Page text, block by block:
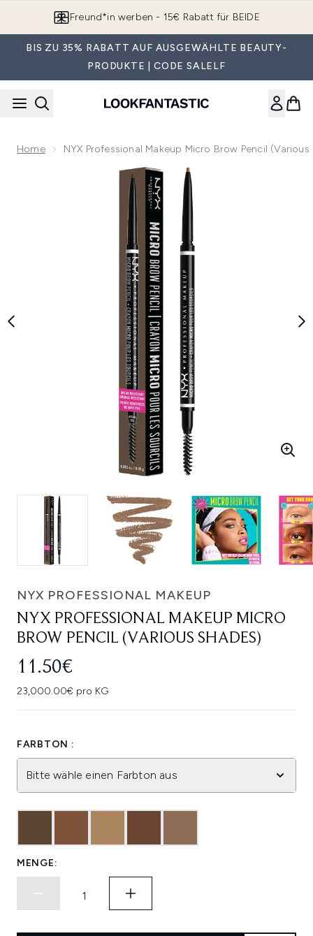
Freund*in werben - 15€ Rabatt für BEIDE
BIS ZU 35% RABATT AUF AUSGEWÄHLTE BEAUTY-
PRODUKTE | CODE SALELF
Home NYX Professional Makeup Micro Brow Pencil (Various
Now showing image 1 NYX Professional Makeup Micro Brow
NYX PROFESSIONAL MAKEUP
NYX PROFESSIONAL MAKEUP MICRO
BROW PENCIL (VARIOUS SHADES)
11.50€
23,000.00€ pro KG
FARBTON :
Bitte wähle einen Farbton aus
MENGE: